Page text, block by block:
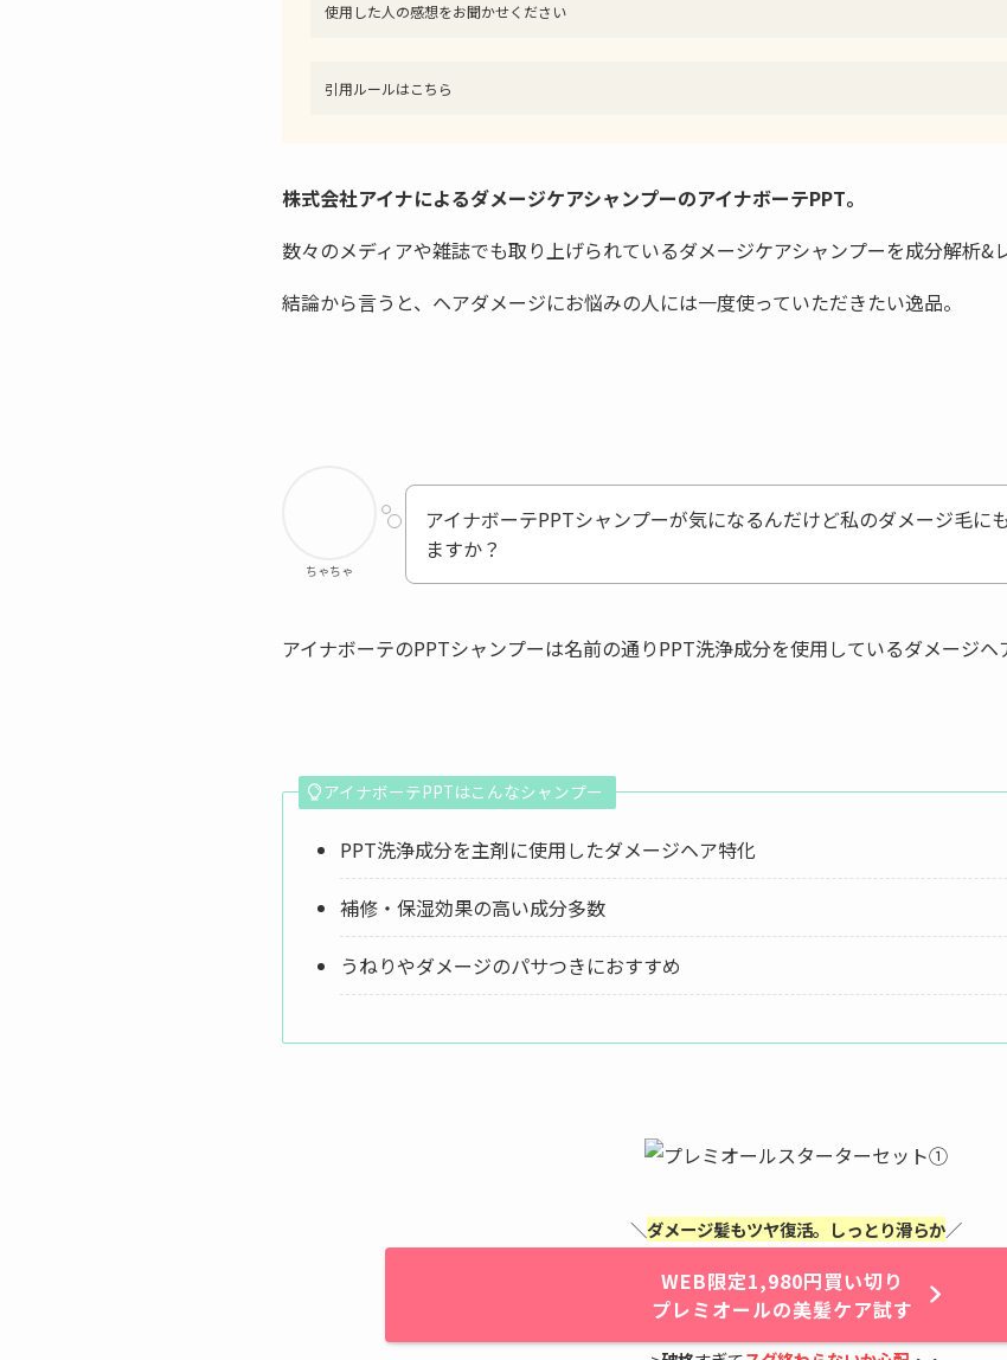
使用した人の感想をお聞かせください
引用ルールはこちら
株式会社アイナによるダメージケアシャンプーのアイナボーテPPT。
数々のメディアや雑誌でも取り上げられているダメージケアシャンプーを成分解析&
結論から言うと、ヘアダメージにお悩みの人には一度使っていただきたい逸品。
ちゃちゃ
アイナボーテPPTシャンプーが気になるんだけど私のダメージ毛に
ますか？
アイナボーテのPPTシャンプーは名前の通りPPT洗浄成分を使用しているダメージヘ
アイナボーテPPTはこんなシャンプー
PPT洗浄成分を主剤に使用したダメージヘア特化
補修・保湿効果の高い成分多数
うねりやダメージのパサつきにおすすめ
＼ダメージ髪もツヤ復活。しっとり滑らか／
WEB限定1,980円買い切り
プレミオールの美髪ケア試す